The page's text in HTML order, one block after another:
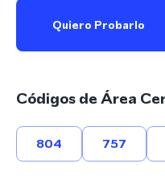
Quiero Probarlo
Códigos de Área
804 757